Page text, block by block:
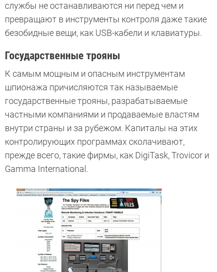
службы не останавливаются ни перед чем и
превращают в инструменты контроля даже такие
безобидные вещи, как USB-кабели и клавиатуры.
Государственные трояны
К самым мощным и опасным инструментам
шпионажа причисляются так называемые
государственные трояны, разрабатываемые
частными компаниями и продаваемые властям
внутри страны и за рубежом. Капиталы на этих
контролирующих программах сколачивают,
прежде всего, такие фирмы, как DigiTask, Trovicor и
Gamma International.